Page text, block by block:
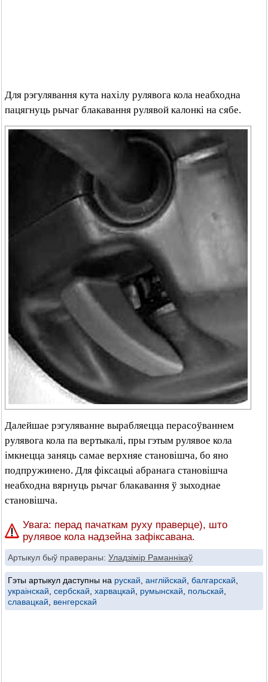
Для рэгулявання кута нахілу рулявога кола неабходна
пацягнуць рычаг блакавання рулявой калонкі на сябе.
Далейшае рэгуляванне вырабляецца перасоўваннем
рулявога кола па вертыкалі, пры гэтым рулявое кола
імкнецца заняць самае верхняе становішча, бо яно
подпружинено. Для фіксацыі абранага становішча
неабходна вярнуць рычаг блакавання ў зыходнае
становішча.
Увага: перад пачаткам руху праверце), што
рулявое кола надзейна зафіксавана.
Артыкул быў правераны: Уладзімір Раманнікаў
Гэты артыкул даступны на рускай англійскай балгарскай
украінскай сербскай харвацкай румынскай польскай
славацкай
венгерскай